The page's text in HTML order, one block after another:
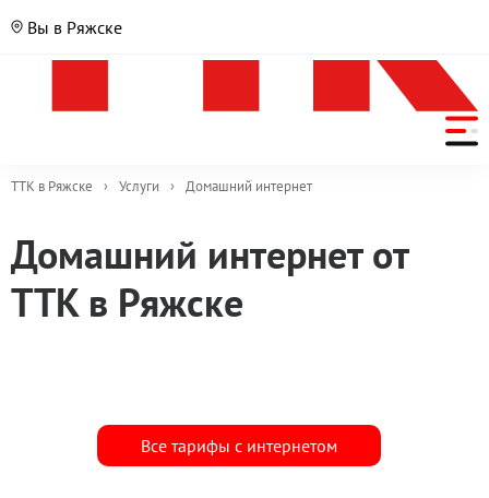
Вы в Ряжске
ТТК в Ряжске › Услуги › Домашний интернет
Домашний интернет от
ТТК в Ряжске
Выберите
Ряжске
Все тарифы с интернетом